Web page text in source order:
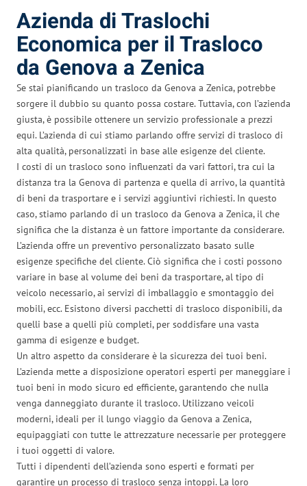
Azienda di Traslochi
Economica per il Trasloco
da Genova a Zenica
Se stai pianificando un trasloco da Genova a Zenica, potrebbe
sorgere il dubbio su quanto possa costare. Tuttavia, con l’azienda
giusta, è possibile ottenere un servizio professionale a prezzi
equi. L’azienda di cui stiamo parlando offre servizi di trasloco di
alta qualità, personalizzati in base alle esigenze del cliente.
I costi di un trasloco sono influenzati da vari fattori, tra cui la
distanza tra la Genova di partenza e quella di arrivo, la quantità
di beni da trasportare e i servizi aggiuntivi richiesti. In questo
caso, stiamo parlando di un trasloco da Genova a Zenica, il che
significa che la distanza è un fattore importante da considerare.
L’azienda offre un preventivo personalizzato basato sulle
esigenze specifiche del cliente. Ciò significa che i costi possono
variare in base al volume dei beni da trasportare, al tipo di
veicolo necessario, ai servizi di imballaggio e smontaggio dei
mobili, ecc. Esistono diversi pacchetti di trasloco disponibili, da
quelli base a quelli più completi, per soddisfare una vasta
gamma di esigenze e budget.
Un altro aspetto da considerare è la sicurezza dei tuoi beni.
L’azienda mette a disposizione operatori esperti per maneggiare i
tuoi beni in modo sicuro ed efficiente, garantendo che nulla
venga danneggiato durante il trasloco. Utilizzano veicoli
moderni, ideali per il lungo viaggio da Genova a Zenica,
equipaggiati con tutte le attrezzature necessarie per proteggere
i tuoi oggetti di valore.
Tutti i dipendenti dell’azienda sono esperti e formati per
garantire un processo di trasloco senza intoppi. La loro